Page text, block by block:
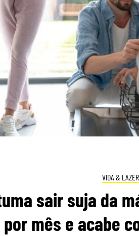
VIDA & LAZER
sair suja da
por mês e acabe